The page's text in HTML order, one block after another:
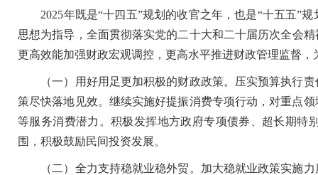
2025年既是“十四五”规划的收官之年，也是“十五五”规
思想为指导，全面贯彻落实党的二十大和二十届历次全会精
更高效能加强财政宏观调控，更高水平推进财政管理监督
（一）用好用足更加积极的财政政策。压实预算执行责
策尽快落地见效。继续实施好提振消费专项行动，对重点
等服务消费潜力。积极发挥地方政府专项债券、超长期特
围，积极鼓励民间投资发展。
（二）全力支持稳就业稳外贸。加大稳就业政策实施力